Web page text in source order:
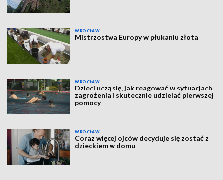
WROCŁAW
Mistrzostwa Europy w płukaniu złota
WROCŁAW
Dzieci uczą się, jak reagować w sytuacjach
zagrożenia i skutecznie udzielać pierwszej
pomocy
WROCŁAW
Coraz więcej ojców decyduje się zostać z
dzieckiem w domu